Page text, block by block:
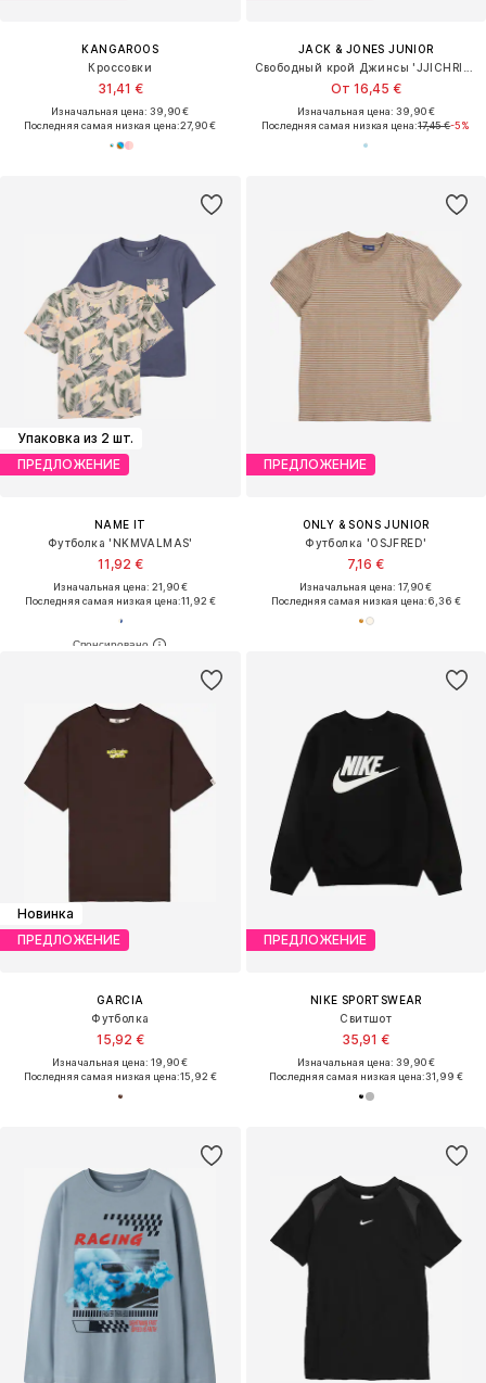
KANGAROOS
Кроссовки
31,41 €
Изначальная цена: 39,90 €
Последняя самая низкая цена:27,90 €
JACK & JONES JUNIOR
От 16,45 €
Изначальная цена: 39,90 €
Последняя самая низкая цена:17,45 €-5%
Упаковка из 2 шт.
ПРЕДЛОЖЕНИЕ
NAME IT
Футболка 'NKMVALMAS'
11,92 €
Изначальная цена: 21,90 €
Последняя самая низкая цена:11,92 €
ПРЕДЛОЖЕНИЕ
ONLY & SONS JUNIOR
Футболка 'OSJFRED'
7,16 €
Изначальная цена: 17,90 €
Последняя самая низкая цена:6,36 €
Новинка
ПРЕДЛОЖЕНИЕ
GARCIA
Футболка
15,92 €
Изначальная цена: 19,90 €
Последняя самая низкая цена:15,92 €
ПРЕДЛОЖЕНИЕ
NIKE SPORTSWEAR
Свитшот
35,91 €
Изначальная цена: 39,90 €
Последняя самая низкая цена:31,99 €